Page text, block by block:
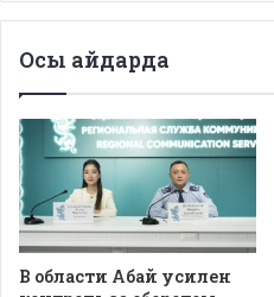
Осы айдарда
В области Абай усилен